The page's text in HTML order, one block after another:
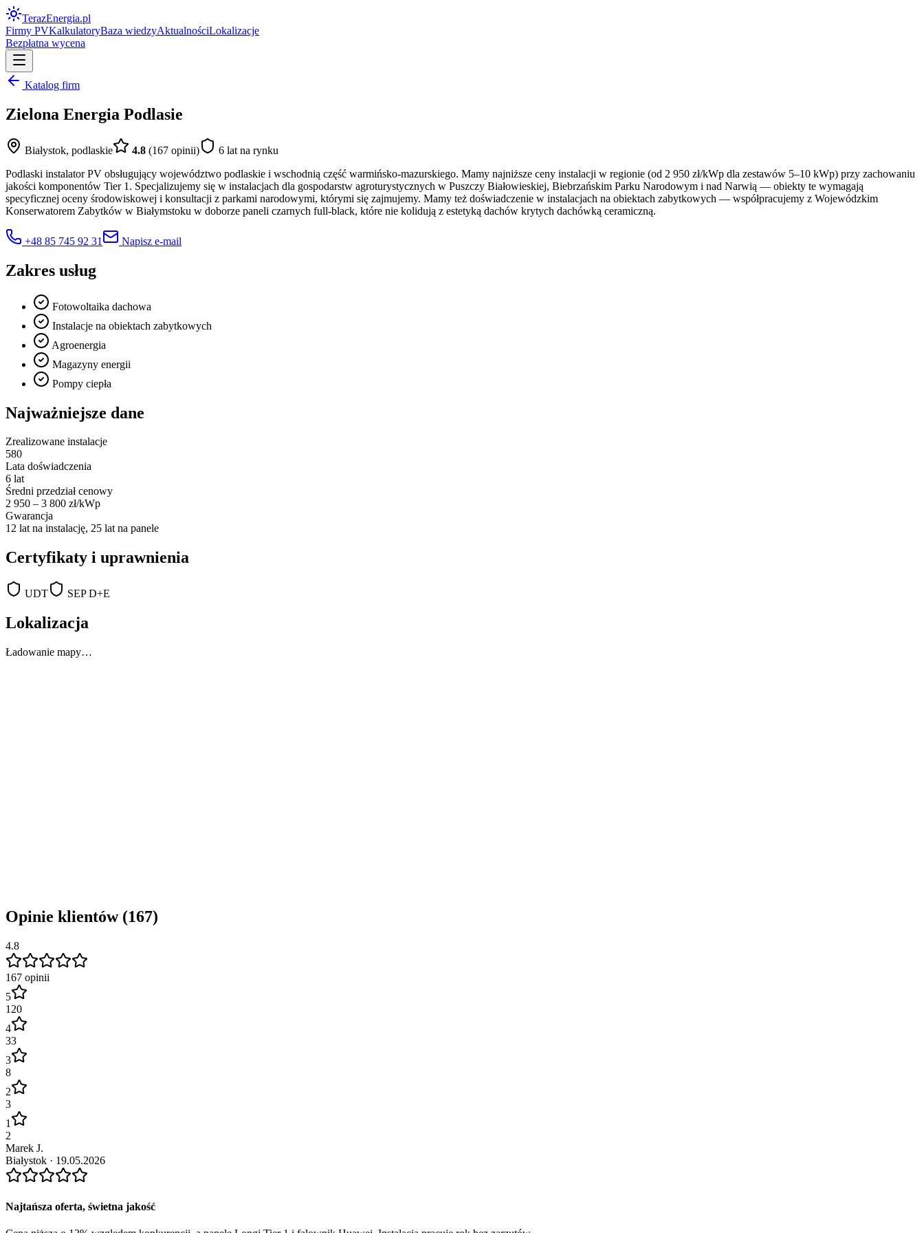
TerazEnergia.pl
Firmy PVKalkulatoryBaza wiedzyAktualnościLokalizacje
Bezpłatna wycena
Katalog firm
Zielona Energia Podlasie
Białystok, podlaskie 4.8 (167 opinii) 6 lat na rynku
Podlaski instalator PV obsługujący województwo podlaskie i wschodnią część warmińsko-mazurskiego. Mamy najniższe ceny instalacji w regionie (od 2 950 zł/kWp dla zestawów 5–10 kWp) przy zachowaniu
jakości komponentów Tier 1. Specjalizujemy się w instalacjach dla gospodarstw agroturystycznych w Puszczy Białowieskiej, Biebrzańskim Parku Narodowym i nad Narwią — obiekty te wymagają
specyficznej oceny środowiskowej i konsultacji z parkami narodowymi, którymi się zajmujemy. Mamy też doświadczenie w instalacjach na obiektach zabytkowych — współpracujemy z Wojewódzkim
Konserwatorem Zabytków w Białymstoku w doborze paneli czarnych full-black, które nie kolidują z estetyką dachów krytych dachówką ceramiczną.
+48 85 745 92 31 Napisz e-mail
Zakres usług
Fotowoltaika dachowa
Instalacje na obiektach zabytkowych
Agroenergia
Magazyny energii
Pompy ciepła
Najważniejsze dane
Zrealizowane instalacje
580
Lata doświadczenia
6 lat
Średni przedział cenowy
2 950 – 3 800 zł/kWp
Gwarancja
12 lat na instalację, 25 lat na panele
Certyfikaty i uprawnienia
UDT SEP D+E
Lokalizacja
Ładowanie mapy…
Opinie klientów (167)
4.8
167 opinii
5
120
4
33
3
8
2
3
1
2
Marek J.
Białystok · 19.05.2026
Najtańsza oferta, świetna jakość